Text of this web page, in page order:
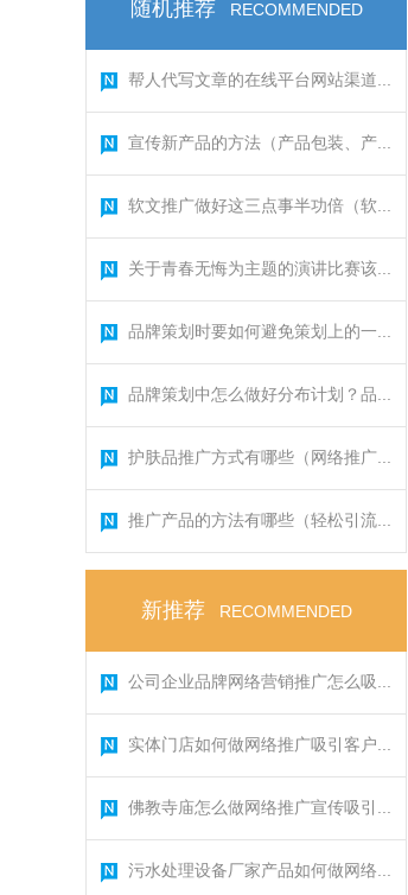
随机推荐 RECOMMENDED
帮人代写文章的在线平台网站渠道...
宣传新产品的方法（产品包装、产...
软文推广做好这三点事半功倍（软...
关于青春无悔为主题的演讲比赛该...
品牌策划时要如何避免策划上的一...
品牌策划中怎么做好分布计划？品...
护肤品推广方式有哪些（网络推广...
推广产品的方法有哪些（轻松引流...
新推荐 RECOMMENDED
公司企业品牌网络营销推广怎么吸...
实体门店如何做网络推广吸引客户...
佛教寺庙怎么做网络推广宣传吸引...
污水处理设备厂家产品如何做网络...